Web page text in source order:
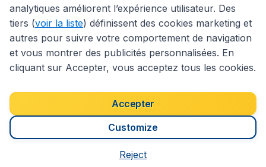
Déclaration d’accessibilité
Conditions générales
Déclaration de confidentialité
Droits d’auteur © 2026
analytiques améliorent l’expérience utilisateur. Des
tiers (voir la liste) définissent des cookies marketing et
autres pour suivre votre comportement de navigation
et vous montrer des publicités personnalisées. En
cliquant sur Accepter, vous acceptez tous les cookies.
Accepter
Customize
Reject